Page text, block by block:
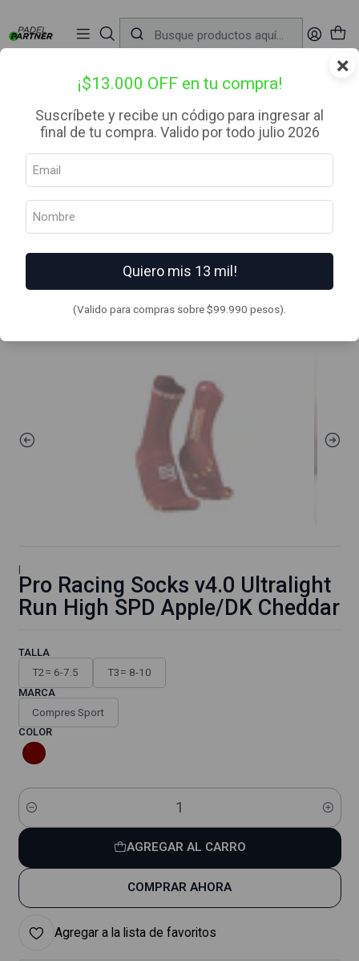
×
¡$13.000 OFF en tu compra!
Suscríbete y recibe un código para ingresar al
final de tu compra. Valido por todo julio 2026
Quiero mis 13 mil!
(Valido para compras sobre $99.990 pesos).
📦 Envío Gratis desde $99.990 — Entrega en RM el mismo día🔥Compra
antes de las 12:00 hrs (día hábil) y recibe hoy mismo.
|
Pro Racing Socks v4.0 Ultralight
Run High SPD Apple/DK Cheddar
TALLA
T2= 6-7.5 T3= 8-10
MARCA
Compres Sport
COLOR
Cantidad
AGREGAR AL CARRO
COMPRAR AHORA
Agregar a la lista de favoritos